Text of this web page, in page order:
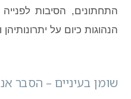
התחתונים, הסיבות
הנהוגות כיום על יתרונותיהן
שומן בעיניים – הסבר